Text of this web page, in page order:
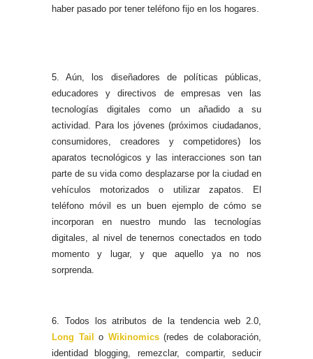
haber pasado por tener teléfono fijo en los hogares.
5. Aún, los diseñadores de políticas públicas,
educadores y directivos de empresas ven las
tecnologías digitales como un añadido a su
actividad. Para los jóvenes (próximos ciudadanos,
consumidores, creadores y competidores) los
aparatos tecnológicos y las interacciones son tan
parte de su vida como desplazarse por la ciudad en
vehículos motorizados o utilizar zapatos. El
teléfono móvil es un buen ejemplo de cómo se
incorporan en nuestro mundo las tecnologías
digitales, al nivel de tenernos conectados en todo
momento y lugar, y que aquello ya no nos
sorprenda.
6. Todos los atributos de la tendencia web 2.0,
Long Tail
o Wikinomics(redes de colaboración,
identidad blogging, remezclar, compartir, seducir